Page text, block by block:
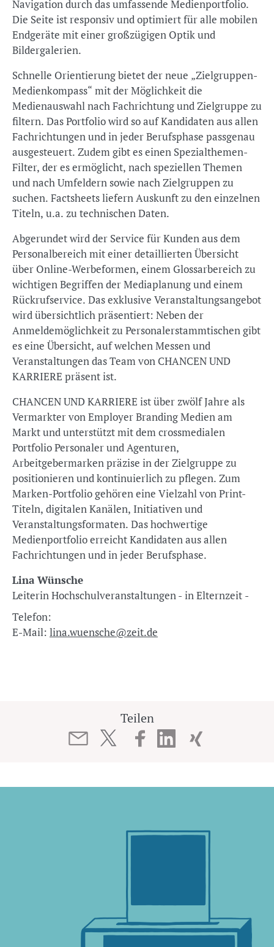
Navigation durch das umfassende Medienportfolio.
Die Seite ist responsiv und optimiert für alle mobilen
Endgeräte mit einer großzügigen Optik und
Bildergalerien.
Schnelle Orientierung bietet der neue „Zielgruppen-
Medienkompass“ mit der Möglichkeit die
Medienauswahl nach Fachrichtung und Zielgruppe zu
filtern. Das Portfolio wird so auf Kandidaten aus allen
Fachrichtungen und in jeder Berufsphase passgenau
ausgesteuert. Zudem gibt es einen Spezialthemen-
Filter, der es ermöglicht, nach speziellen Themen
und nach Umfeldern sowie nach Zielgruppen zu
suchen. Factsheets liefern Auskunft zu den einzelnen
Titeln, u.a. zu technischen Daten.
Abgerundet wird der Service für Kunden aus dem
Personalbereich mit einer detaillierten Übersicht
über Online-Werbeformen, einem Glossarbereich zu
wichtigen Begriffen der Mediaplanung und einem
Rückrufservice. Das exklusive Veranstaltungsangebot
wird übersichtlich präsentiert: Neben der
Anmeldemöglichkeit zu Personalerstammtischen gibt
es eine Übersicht, auf welchen Messen und
Veranstaltungen das Team von CHANCEN UND
KARRIERE präsent ist.
CHANCEN UND KARRIERE ist über zwölf Jahre als
Vermarkter von Employer Branding Medien am
Markt und unterstützt mit dem crossmedialen
Portfolio Personaler und Agenturen,
Arbeitgebermarken präzise in der Zielgruppe zu
positionieren und kontinuierlich zu pflegen. Zum
Marken-Portfolio gehören eine Vielzahl von Print-
Titeln, digitalen Kanälen, Initiativen und
Veranstaltungsformaten. Das hochwertige
Medienportfolio erreicht Kandidaten aus allen
Fachrichtungen und in jeder Berufsphase.
Lina Wünsche
Leiterin Hochschulveranstaltungen - in Elternzeit -
Telefon:
E-Mail: lina.wuensche@zeit.de
Teilen